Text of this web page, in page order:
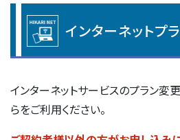
イ
ン
タ
ー
ネ
ッ
インターネットプ
インターネットサービスのプラン変
らをご利用ください。